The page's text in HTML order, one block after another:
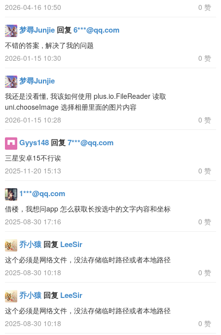
2026-04-16 10:50
0 赞
梦尋Junjie 回复 6***@qq.com
不错的答案 , 解决了我的问题
2026-01-15 10:30
0 赞
梦尋Junjie
我还是没看懂, 我该如何使用 plus.io.FileReader 读取
uni.chooseImage 选择相册里面的图片内容
2026-01-15 10:28
0 赞
Gyys148 回复 7***@qq.com
三星安卓15不行诶
2025-11-20 15:13
0 赞
1***@qq.com
借楼，我想问app 怎么获取长按选中的文字内容和坐标
2025-08-30 17:16
0 赞
乔小猿 回复 LeeSir
这个必须是网络文件，没法存储临时路径或者本地路径
2025-08-30 10:18
0 赞
乔小猿 回复 LeeSir
这个必须是网络文件，没法存储临时路径或者本地路径
2025-08-30 10:18
0 赞